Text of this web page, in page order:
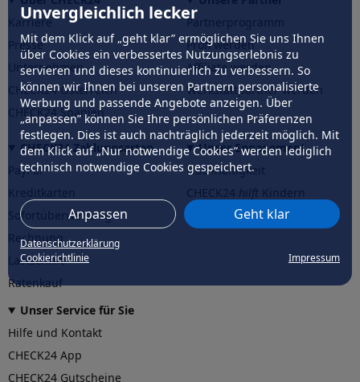
Unvergleichlich lecker
Mit dem Klick auf „geht klar” ermöglichen Sie uns Ihnen
über Cookies ein verbessertes Nutzungserlebnis zu
servieren und dieses kontinuierlich zu verbessern. So
können wir Ihnen bei unseren Partnern personalisierte
Werbung und passende Angebote anzeigen. Über
„anpassen” können Sie Ihre persönlichen Präferenzen
festlegen. Dies ist auch nachträglich jederzeit möglich. Mit
dem Klick auf „Nur notwendige Cookies” werden lediglich
technisch notwendige Cookies gespeichert.
Anpassen Geht klar
Datenschutzerklärung
Cookierichtlinie
Impressum
Karriere
Presse
Unternehmen
CHECK24 Österreich
CHECK24 Spanien
Partnerprogramm
Profi werden
Affiliate werden
Werkstattpartner werden
CHECK24 Zahlungsarten
PayPal
Sofortüberweisung
Rechnung
Lastschrift
Ratenkauf
Unser Engagement
Nachhaltigkeit
CHECK24hilftder Natur
Unser Service für Sie
Hilfe und Kontakt
CHECK24 App
CHECK24 Gutscheine